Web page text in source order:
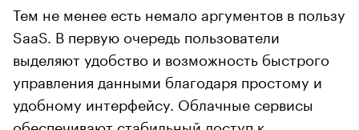
Тем не менее есть немало аргументов в пользу
SaaS. В первую очередь пользователи
выделяют удобство и возможность быстрого
управления данными благодаря простому и
удобному интерфейсу. Облачные сервисы
обеспечивают стабильный доступ к